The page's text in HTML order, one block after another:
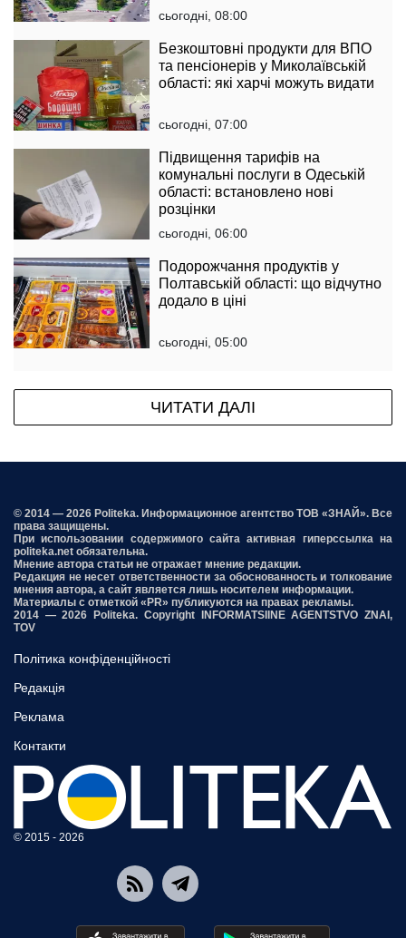
сьогодні, 08:00
Безкоштовні продукти для ВПО
та пенсіонерів у Миколаївській
області: які харчі можуть видати
сьогодні, 07:00
Підвищення тарифів на
комунальні послуги в Одеській
області: встановлено нові
розцінки
сьогодні, 06:00
Подорожчання продуктів у
Полтавській області: що відчутно
додало в ціні
сьогодні, 05:00
ЧИТАТИ ДАЛІ
© 2014 — 2026 Politeka. Информационное агентство ТОВ «ЗНАЙ». Все
права защищены.
При использовании содержимого сайта активная гиперссылка на
politeka.net обязательна.
Мнение автора статьи не отражает мнение редакции.
Редакция не несет ответственности за обоснованность и толкование
мнения автора, а сайт является лишь носителем информации.
Материалы с отметкой «PR» публикуются на правах рекламы.
2014 — 2026 Politeka. Copyright INFORMATSIINE AGENTSTVO ZNAI,
TOV
Політика конфіденційності
Редакція
Реклама
Контакти
© 2015 - 2026